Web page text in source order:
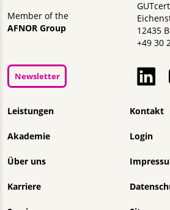
Member of the
AFNOR Group
12435
+49 30
Navigation überspringen
Leistungen
Akademie
Über uns
Karriere
Kontakt
Login
Newsletter